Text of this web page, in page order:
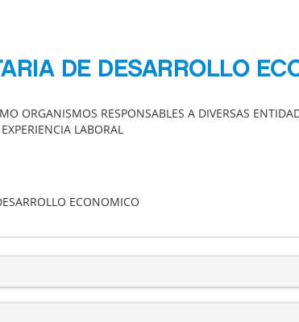
DE DESARROLLO
ORGANISMOS RESPONSABLES A DIVERSAS
LABORAL
ECONOMICO